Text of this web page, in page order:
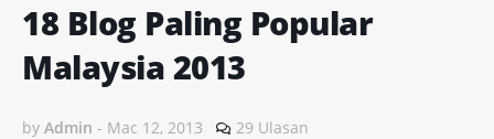
18 Blog Paling Popular
Malaysia 2013
by Admin - Mac 12, 2013 29 Ulasan